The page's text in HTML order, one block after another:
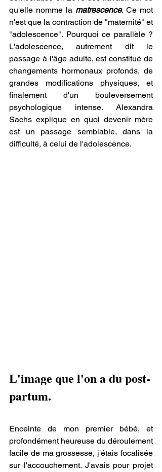
qu'elle nomme la matrescence. Ce mot
n'est que la contraction de "maternité" et
"adolescence". Pourquoi ce parallèle ?
L'adolescence, autrement dit le
passage à l'âge adulte, est constitué de
changements hormonaux profonds, de
grandes modifications physiques, et
finalement d'un bouleversement
psychologique intense. Alexandra
Sachs explique en quoi devenir mère
est un passage semblable, dans la
difficulté, à celui de l'adolescence.
L'image que l'on a du post-
partum.
Enceinte de mon premier bébé, et
profondément heureuse du déroulement
facile de ma grossesse, j'étais focalisée
sur l'accouchement. J'avais pour projet